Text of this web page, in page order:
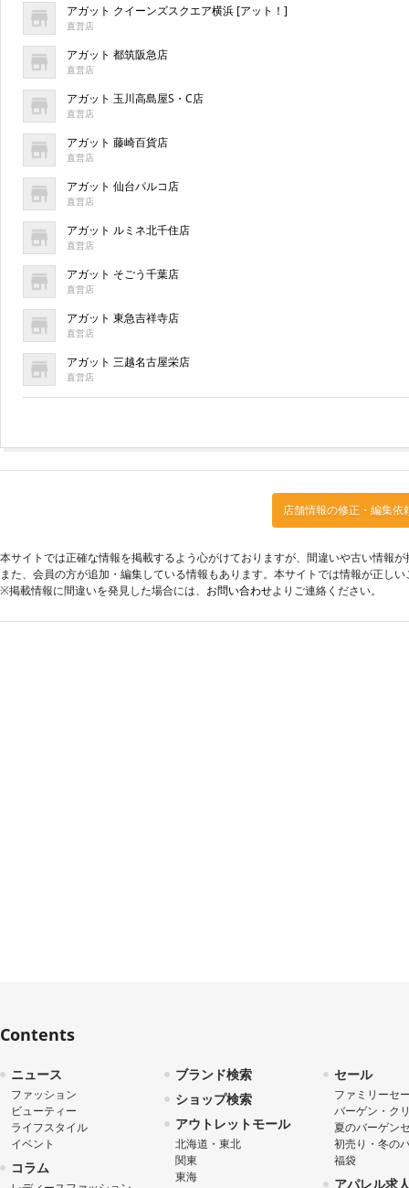
アガット クイーンズスクエア横浜 [アット！]
直営店
アガット 都筑阪急店
直営店
アガット 玉川高島屋S・C店
直営店
アガット 藤崎百貨店
直営店
アガット 仙台パルコ店
直営店
アガット ルミネ北千住店
直営店
アガット そごう千葉店
直営店
アガット 東急吉祥寺店
直営店
アガット 三越名古屋栄店
直営店
店舗情報の修正・編集依
本サイトでは正確な情報を掲載するよう心がけておりますが、間違いや古い情報
また、会員の方が追加・編集している情報もあります。本サイトでは情報が正し
※掲載情報に間違いを発見した場合には、 お問い合わせよりご連絡ください。
Contents
ニュース
ファッション
ビューティー
ライフスタイル
イベント
コラム
ブランド検索
ショップ検索
アウトレットモール
北海道・東北
関東
東海
セール
ファミリーセ
バーゲン・ク
夏のバーゲン
初売り・冬の
福袋
アパレル求